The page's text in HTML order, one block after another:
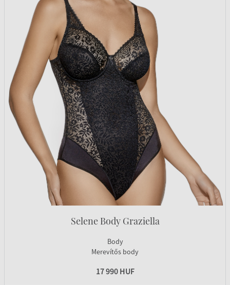
Selene Body Graziella
Body
Merevítős body
17 990 HUF